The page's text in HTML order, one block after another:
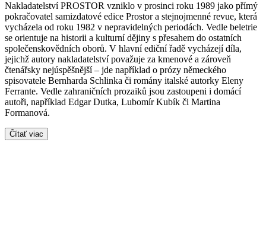
Nakladatelství PROSTOR vzniklo v prosinci roku 1989 jako přímý
pokračovatel samizdatové edice Prostor a stejnojmenné revue, která
vycházela od roku 1982 v nepravidelných periodách. Vedle beletrie
se orientuje na historii a kulturní dějiny s přesahem do ostatních
společenskovědních oborů. V hlavní ediční řadě vycházejí díla,
jejichž autory nakladatelství považuje za kmenové a zároveň
čtenářsky nejúspěšnější – jde například o prózy německého
spisovatele Bernharda Schlinka či romány italské autorky Eleny
Ferrante. Vedle zahraničních prozaiků jsou zastoupeni i domácí
autoři, například Edgar Dutka, Lubomír Kubík či Martina
Formanová.
Čítať viac